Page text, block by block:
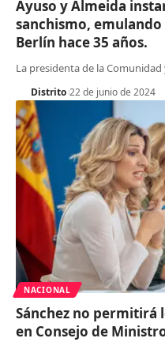
Ayuso y Almeida
sanchismo,
Berlín hace 35 años.
La presidenta de la
Distrito 22 de junio de 2024
NACIONAL
Sánchez no permitirá
en Consejo de